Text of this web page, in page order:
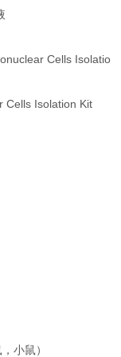
Cells Isolatio
Cells Isolation Kit
，小鼠）